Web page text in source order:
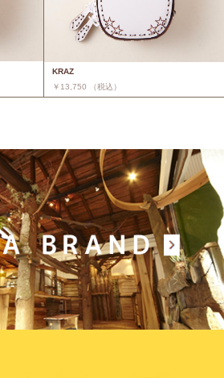
KRAZ
￥13,750 （税込）